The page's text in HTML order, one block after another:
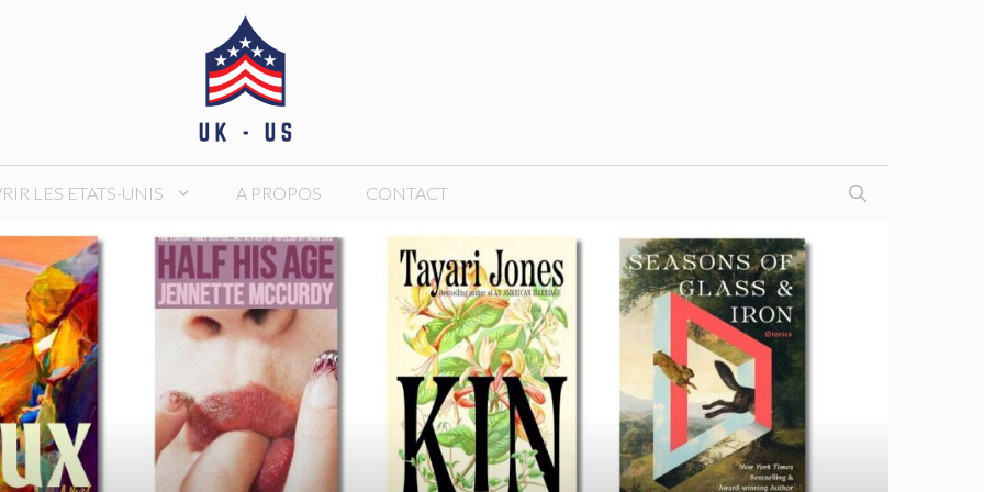
LES ETATS-UNIS A PROPOS CONTACT